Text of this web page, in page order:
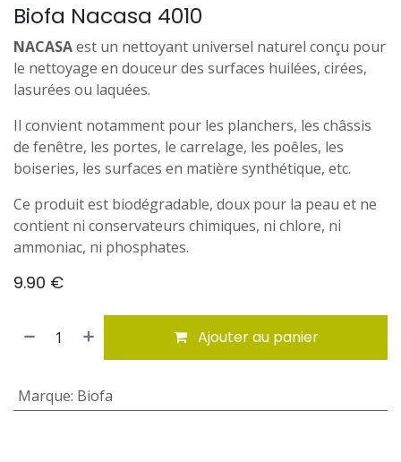
Biofa Nacasa 4010
NACASAest un nettoyant universel naturel conçu pour
le nettoyage en douceur des surfaces huilées, cirées,
lasurées ou laquées.
Il convient notamment pour les planchers, les châssis
de fenêtre, les portes, le carrelage, les poêles, les
boiseries, les surfaces en matière synthétique, etc.
Ce produit est biodégradable, doux pour la peau et ne
contient ni conservateurs chimiques, ni chlore, ni
ammoniac, ni phosphates.
9.90 €
Ajouter au panier
Marque: Biofa